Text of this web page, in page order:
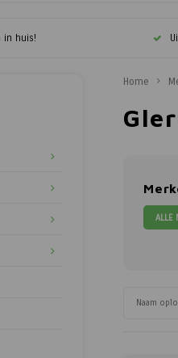
in huis!
Home
ALLE
Naam